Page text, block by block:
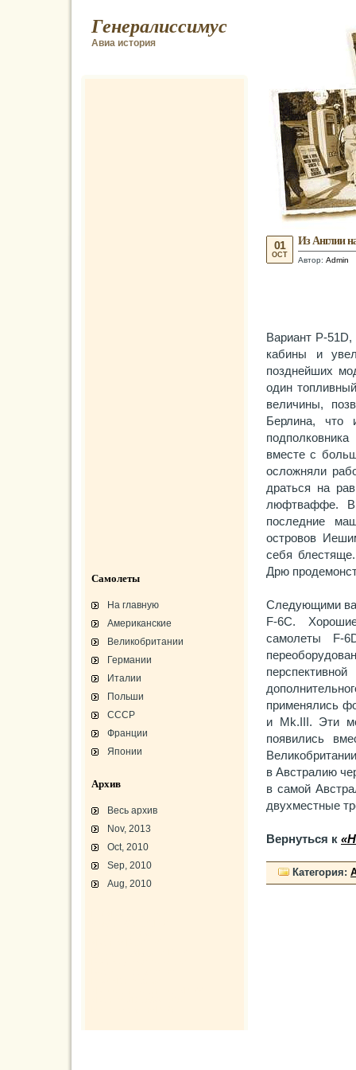
Генералиссимус
Авиа история
Из Англии
Автор: Admin
01
OCT
Вариант P-
кабины и
позднейших
один
величины,
Берлина, что
вместе с
осложняли
драться на
люфтваффе. В
последние
островов
себя
Дрю
Следующими
F-6С.
самолеты F-
применялись
и Mk.III. Эти
появились
в Австралию
в самой
двухместные
Вернуться к
Категория:
Самолеты
На главную
Американские
Великобритании
Германии
Италии
Польши
СССР
Франции
Японии
Архив
Весь архив
Nov, 2013
Oct, 2010
Sep, 2010
Aug, 2010